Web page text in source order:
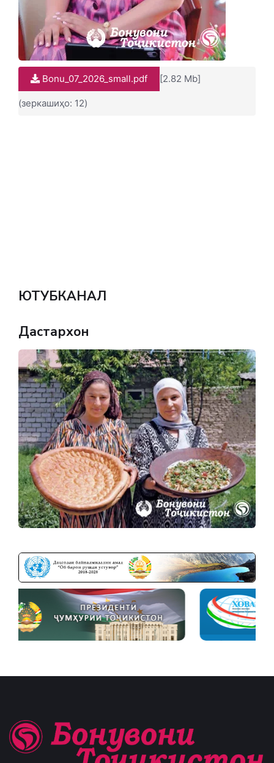
Bonu_07_2026_small.pdf [2.82 Mb]
(зеркашиҳо: 12)
ЮТУБКАНАЛ
Дастархон